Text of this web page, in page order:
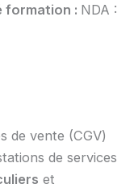
formation : NDA :
de vente (CGV)
de services
et